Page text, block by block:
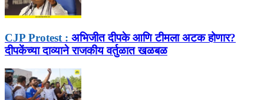
CJP Protest : अभिजीत दीपके आणि टीमला अटक होणार?
दीपकेंच्या दाव्याने राजकीय वर्तुळात खळबळ